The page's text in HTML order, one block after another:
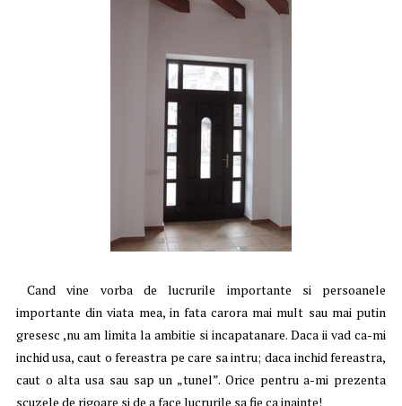
Cand vine vorba de lucrurile importante si persoanele
importante din viata mea, in fata carora mai mult sau mai putin
gresesc ,nu am limita la ambitie si incapatanare. Daca ii vad ca-mi
inchid usa, caut o fereastra pe care sa intru; daca inchid fereastra,
caut o alta usa sau sap un „tunel”. Orice pentru a-mi prezenta
scuzele de rigoare si de a face lucrurile sa fie ca inainte!